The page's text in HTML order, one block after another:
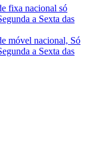
fixa nacional só
a Sexta das
móvel nacional, Só
a Sexta das